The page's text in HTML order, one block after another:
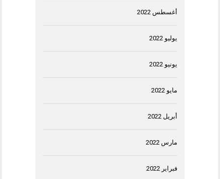
أغسطس 2022
يوليو 2022
يونيو 2022
مايو 2022
أبريل 2022
مارس 2022
فبراير 2022